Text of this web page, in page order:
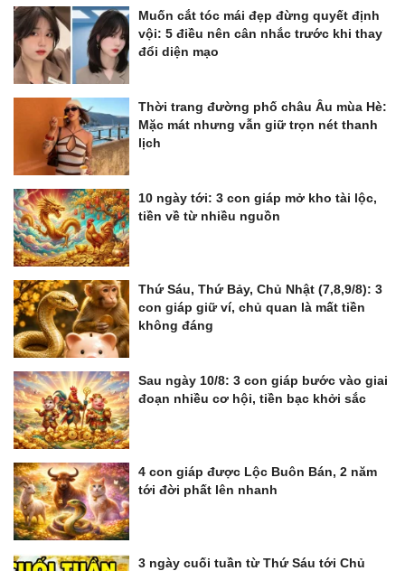
Muốn cắt tóc mái đẹp đừng quyết định
vội: 5 điều nên cân nhắc trước khi thay
đổi diện mạo
Thời trang đường phố châu Âu mùa Hè:
Mặc mát nhưng vẫn giữ trọn nét thanh
lịch
10 ngày tới: 3 con giáp mở kho tài lộc,
tiền về từ nhiều nguồn
Thứ Sáu, Thứ Bảy, Chủ Nhật (7,8,9/8): 3
con giáp giữ ví, chủ quan là mất tiền
không đáng
Sau ngày 10/8: 3 con giáp bước vào giai
đoạn nhiều cơ hội, tiền bạc khởi sắc
4 con giáp được Lộc Buôn Bán, 2 năm
tới đời phất lên nhanh
3 ngày cuối tuần từ Thứ Sáu tới Chủ